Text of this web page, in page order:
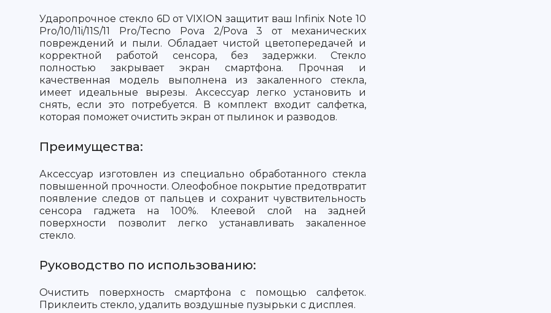
Ударопрочное стекло 6D от VIXION защитит ваш Infinix Note 10
Pro/10/11i/11S/11 Pro/Tecno Pova 2/Pova 3 от механических
повреждений и пыли. Обладает чистой цветопередачей и
корректной работой сенсора, без задержки. Стекло
полностью закрывает экран смартфона. Прочная и
качественная модель выполнена из закаленного стекла,
имеет идеальные вырезы. Аксессуар легко установить и
снять, если это потребуется. В комплект входит салфетка,
которая поможет очистить экран от пылинок и разводов.
Преимущества:
Аксессуар изготовлен из специально обработанного стекла
повышенной прочности. Олеофобное покрытие предотвратит
появление следов от пальцев и сохранит чувствительность
сенсора гаджета на 100%. Клеевой слой на задней
поверхности позволит легко устанавливать закаленное
стекло.
Руководство по использованию:
Очистить поверхность смартфона с помощью салфеток.
Приклеить стекло, удалить воздушные пузырьки с дисплея.